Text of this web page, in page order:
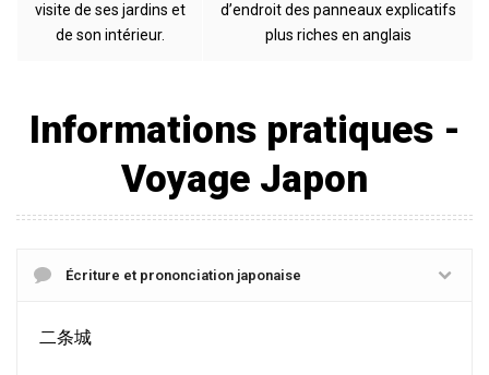
visite de ses jardins et
de son intérieur.
d’endroit des panneaux explicatifs
plus riches en anglais
Informations pratiques -
Voyage Japon
Écriture et prononciation japonaise
二条城